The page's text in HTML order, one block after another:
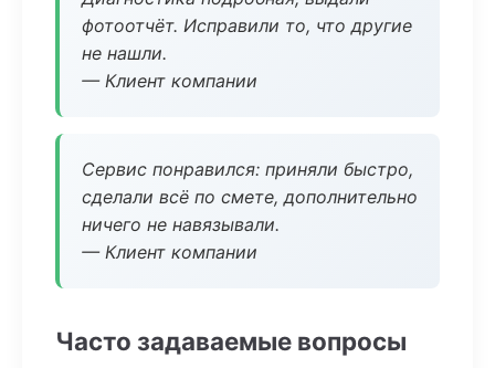
фотоотчёт. Исправили то, что другие
не нашли.
— Клиент компании
Сервис понравился: приняли быстро,
сделали всё по смете, дополнительно
ничего не навязывали.
— Клиент компании
Часто задаваемые вопросы